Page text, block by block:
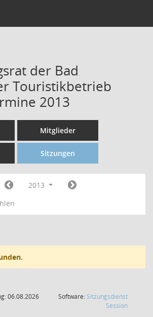
der Bad
Touristikbetrieb
2013
Mitglieder
Sitzungen
2013
06.08.2026
Software: Sitzungsdienst
Session(Wird in